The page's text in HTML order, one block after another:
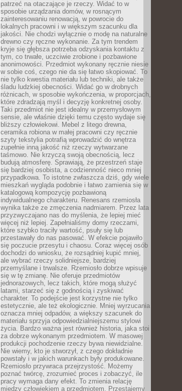
patrzeć na otaczające je rzeczy. Widać to w
sposobie urządzania domów, w rosnącym
zainteresowaniu renowacją, w powrocie do
lokalnych pracowni i w większym szacunku dla
jakości. Nie chodzi wyłącznie o modę na naturalne
drewno czy ręczne wykonanie. Za tym trendem
kryje się głębsza potrzeba odzyskania kontaktu z
tym, co trwałe, uczciwie zrobione i pozbawione
anonimowości. Przedmiot wykonany ręcznie niesie
w sobie coś, czego nie da się łatwo skopiować. To
nie tylko kwestia materiału lub techniki, ale także
śladu ludzkiej obecności. Widać go w drobnych
różnicach, w sposobie wykończenia, w proporcjach,
które zdradzają myśl i decyzję konkretnej osoby.
Taki przedmiot nie jest idealny w przemysłowym
sensie, ale właśnie dzięki temu często wydaje się
bliższy człowiekowi. Mebel z litego drewna,
ceramika robiona w małej pracowni czy ręcznie
szyty tekstylia potrafią wprowadzić do wnętrza
zupełnie inną jakość niż rzeczy wytwarzane
taśmowo. Nie krzyczą swoją obecnością, lecz
budują atmosferę. Sprawiają, że przestrzeń staje
się bardziej osobista, a codzienność nieco mniej
przypadkowa. To istotne zwłaszcza dziś, gdy wiele
mieszkań wygląda podobnie i łatwo zamienia się w
katalogową kompozycję pozbawioną
indywidualnego charakteru. Renesans rzemiosła
wynika także ze zmęczenia nadmiarem. Przez lata
przyzwyczajano nas do myślenia, że lepiej mieć
więcej niż lepiej. Zapełnialiśmy domy rzeczami,
które szybko traciły wartość, psuły się lub
przestawały do nas pasować. W efekcie pojawiło
się poczucie przesytu i chaosu. Coraz więcej osób
dochodzi do wniosku, że rozsądniej kupić mniej,
ale wybrać rzeczy solidniejsze, bardziej
przemyślane i trwalsze. Rzemiosło dobrze wpisuje
się w tę zmianę. Nie oferuje przedmiotów
jednorazowych, lecz takich, które mogą służyć
latami, starzeć się z godnością i zyskiwać
charakter. To podejście jest korzystne nie tylko
estetycznie, ale też ekologicznie. Mniej wyrzucania
oznacza mniej odpadów, a większy szacunek do
materiału sprzyja odpowiedzialniejszemu stylowi
życia. Bardzo ważna jest również historia, jaka stoi
za dobrze wykonanym przedmiotem. W masowej
produkcji pochodzenie rzeczy bywa niewidzialne.
Nie wiemy, kto je stworzył, z czego dokładnie
powstały i w jakich warunkach były produkowane.
Rzemiosło przywraca przejrzystość. Możemy
poznać twórcę, zrozumieć proces i zobaczyć, ile
pracy wymaga dany efekt. To zmienia relację
między człowiekiem a przedmiotem. Przestajemy